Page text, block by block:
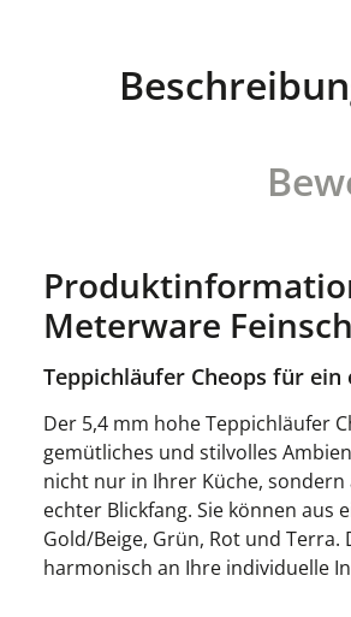
Meterware
Teppichläufer Cheops für ein
Der 5,4 mm hohe Teppichläufer
gemütliches und stilvolles
nicht nur in Ihrer Küche,
echter Blickfang. Sie können aus
Gold/Beige, Grün, Rot und
harmonisch an Ihre individuelle